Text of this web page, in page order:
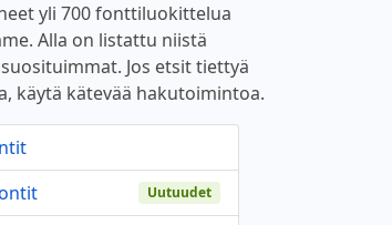
yli 700 fonttiluokittelua
Alla on listattu niistä
Jos etsit tiettyä
käytä kätevää hakutoimintoa.
Uutuudet